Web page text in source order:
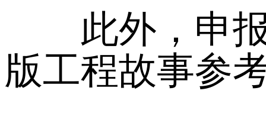
此外，申报
版工程故事参